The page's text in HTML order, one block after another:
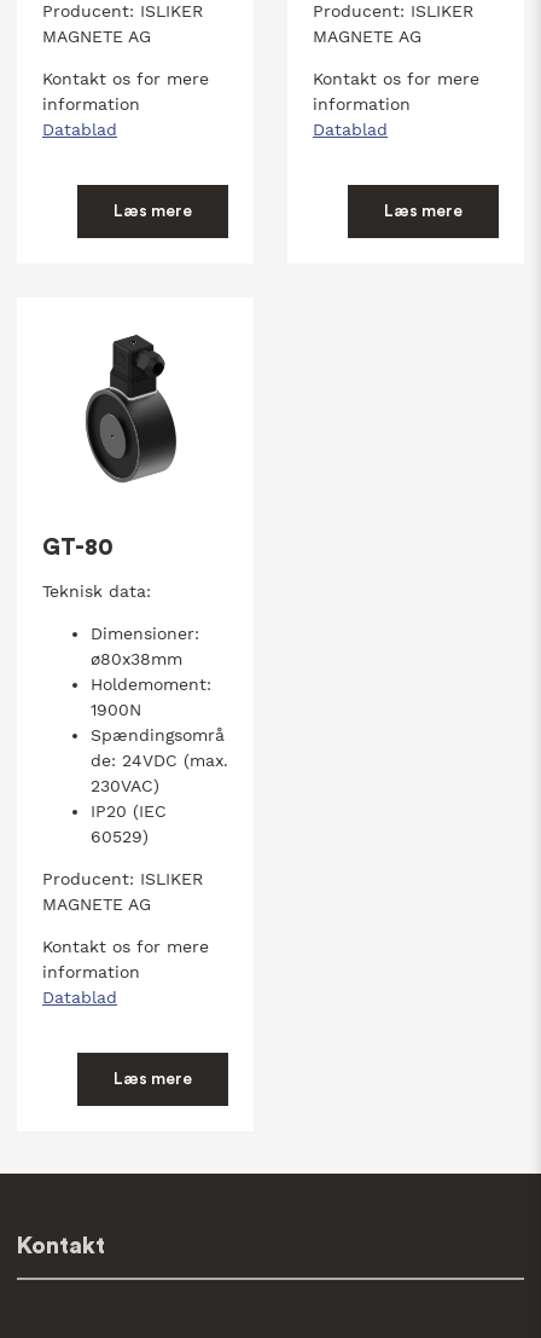
Producent: ISLIKER
MAGNETE AG
Kontakt os for mere
information
Datablad
Læs mere
Producent: ISLIKER
MAGNETE AG
Kontakt os for mere
information
Datablad
Læs mere
GT-80
Teknisk data:
Dimensioner:
ø80x38mm
Holdemoment:
1900N
Spændingsområ
de: 24VDC (max.
230VAC)
IP20 (IEC
60529)
Producent: ISLIKER
MAGNETE AG
Kontakt os for mere
information
Datablad
Læs mere
Kontakt